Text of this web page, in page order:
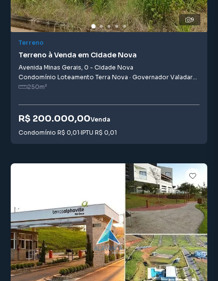
9
Terreno
Terreno à Venda em Cidade Nova
Avenida Minas Gerais, 0 - Cidade Nova
Condomínio Loteamento Terra Nova · Governador Valadares
250m²
R$ 200.000,00Venda
Condomínio R$ 0,01·IPTU R$ 0,01